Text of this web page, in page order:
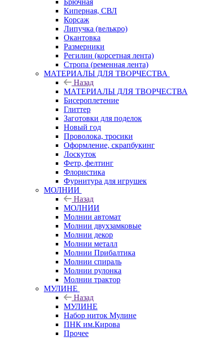
Брючная
Киперная, СВЛ
Корсаж
Липучка (велькро)
Окантовка
Размерники
Регилин (корсетная лента)
Стропа (ременная лента)
МАТЕРИАЛЫ ДЛЯ ТВОРЧЕСТВА
Назад
МАТЕРИАЛЫ ДЛЯ ТВОРЧЕСТВА
Бисероплетение
Глиттер
Заготовки для поделок
Новый год
Проволока, тросики
Оформление, скрапбукинг
Лоскуток
Фетр, фелтинг
Флористика
Фурнитура для игрушек
МОЛНИИ
Назад
МОЛНИИ
Молнии автомат
Молнии двухзамковые
Молнии декор
Молнии металл
Молнии Прибалтика
Молнии спираль
Молнии рулонка
Молнии трактор
МУЛИНЕ
Назад
МУЛИНЕ
Набор ниток Мулине
ПНК им.Кирова
Прочее